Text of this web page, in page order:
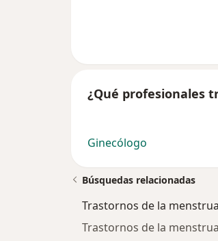
¿Qué profesionales
Ginecólogo
Búsquedas relacionadas
Trastornos de la
Trastornos de la